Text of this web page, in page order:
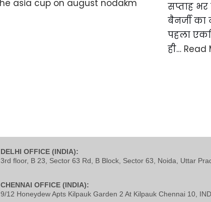
सप्ताह
बैनर्जी
पहला
ही… Read
DELHI OFFICE (INDIA):
3rd floor, B 23, Sector 63 Rd, B Block, Sector 63, Noida, Uttar
CHENNAI OFFICE (INDIA):
9/12 Honeydew Apts Kilpauk Garden 2 At Kilpauk Chennai 10,